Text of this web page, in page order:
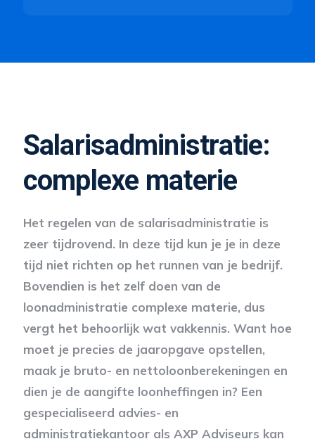
Salaris­administratie:
complexe materie
Het regelen van de salarisadministratie is
zeer tijdrovend. In deze tijd kun je je in deze
tijd niet richten op het runnen van je bedrijf.
Bovendien is het zelf doen van de
loonadministratie complexe materie, dus
vergt het behoorlijk wat vakkennis. Want hoe
moet je precies de jaaropgave opstellen,
maak je bruto- en nettoloonberekeningen en
dien je de aangifte loonheffingen in? Een
gespecialiseerd advies- en
administratiekantoor als AXP Adviseurs kan